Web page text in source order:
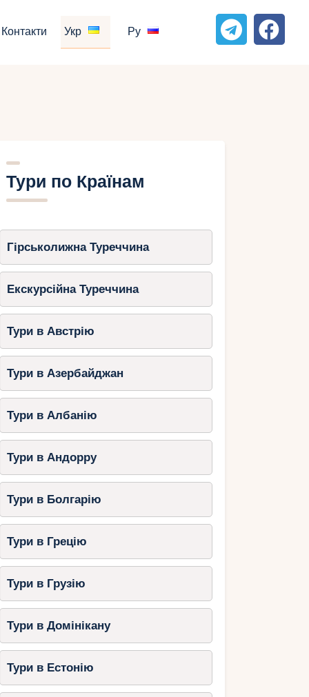
Контакти Укр Ру
Тури по Країнам
Гірськолижна Туреччина
Екскурсійна Туреччина
Тури в Австрію
Тури в Азербайджан
Тури в Албанію
Тури в Андорру
Тури в Болгарію
Тури в Грецію
Тури в Грузію
Тури в Домінікану
Тури в Естонію